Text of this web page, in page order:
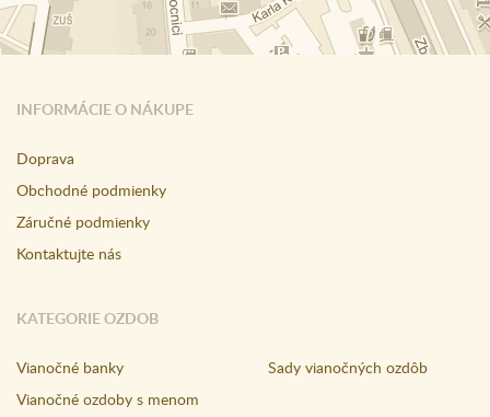
INFORMÁCIE O NÁKUPE
Doprava
Obchodné podmienky
Záručné podmienky
Kontaktujte nás
KATEGORIE OZDOB
Vianočné banky
Vianočné ozdoby s menom
Sady vianočných ozdôb